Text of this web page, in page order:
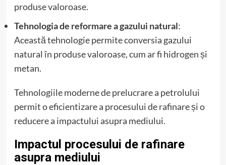
produse valoroase.
Tehnologia de reformare a gazului natural:
Această tehnologie permite conversia gazului
natural în produse valoroase, cum ar fi hidrogen și
metan.
Tehnologiile moderne de prelucrare a petrolului
permit o eficientizare a procesului de rafinare și o
reducere a impactului asupra mediului.
Impactul procesului de rafinare
asupra mediului